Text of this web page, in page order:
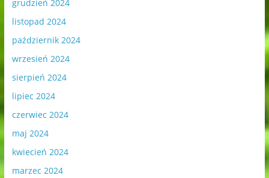
grudzień 2024
listopad 2024
październik 2024
wrzesień 2024
sierpień 2024
lipiec 2024
czerwiec 2024
maj 2024
kwiecień 2024
marzec 2024